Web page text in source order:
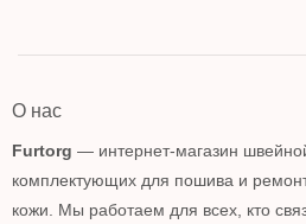
О нас
Furtorg — интернет-магазин
комплектующих для пошива и
кожи. Мы работаем для всех, кто